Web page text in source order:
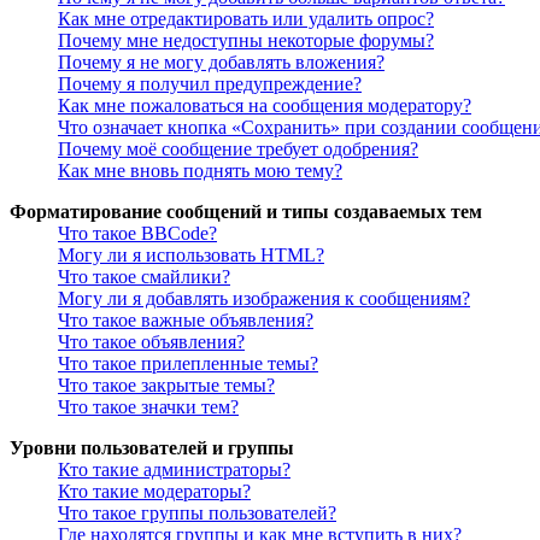
Как мне отредактировать или удалить опрос?
Почему мне недоступны некоторые форумы?
Почему я не могу добавлять вложения?
Почему я получил предупреждение?
Как мне пожаловаться на сообщения модератору?
Что означает кнопка «Сохранить» при создании
Почему моё сообщение требует одобрения?
Как мне вновь поднять мою тему?
Форматирование сообщений и типы создаваемых тем
Что такое BBCode?
Могу ли я использовать HTML?
Что такое смайлики?
Могу ли я добавлять изображения к сообщениям?
Что такое важные объявления?
Что такое объявления?
Что такое прилепленные темы?
Что такое закрытые темы?
Что такое значки тем?
Уровни пользователей и группы
Кто такие администраторы?
Кто такие модераторы?
Что такое группы пользователей?
Где находятся группы и как мне вступить в них?